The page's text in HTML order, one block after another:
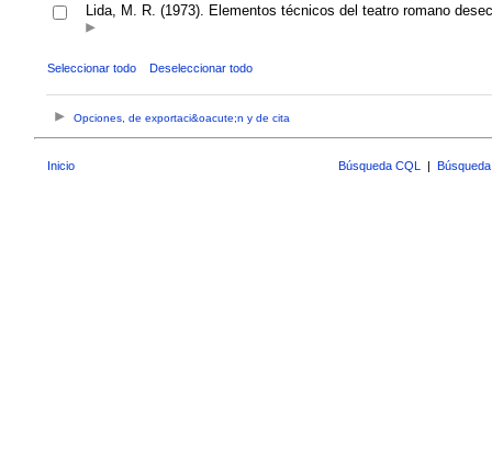
Lida, M. R. (1973). Elementos técnicos del teatro romano
Seleccionar todo Deseleccionar todo
Opciones, de exportaci&oacute;n y de cita
Inicio Búsqueda CQL |